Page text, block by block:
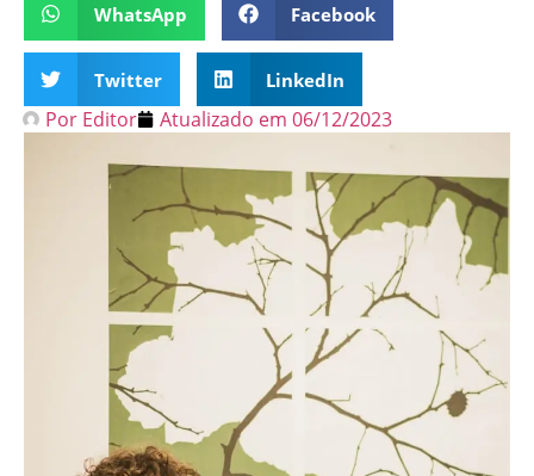
WhatsApp Facebook
Twitter LinkedIn
Por Editor Atualizado em 06/12/2023